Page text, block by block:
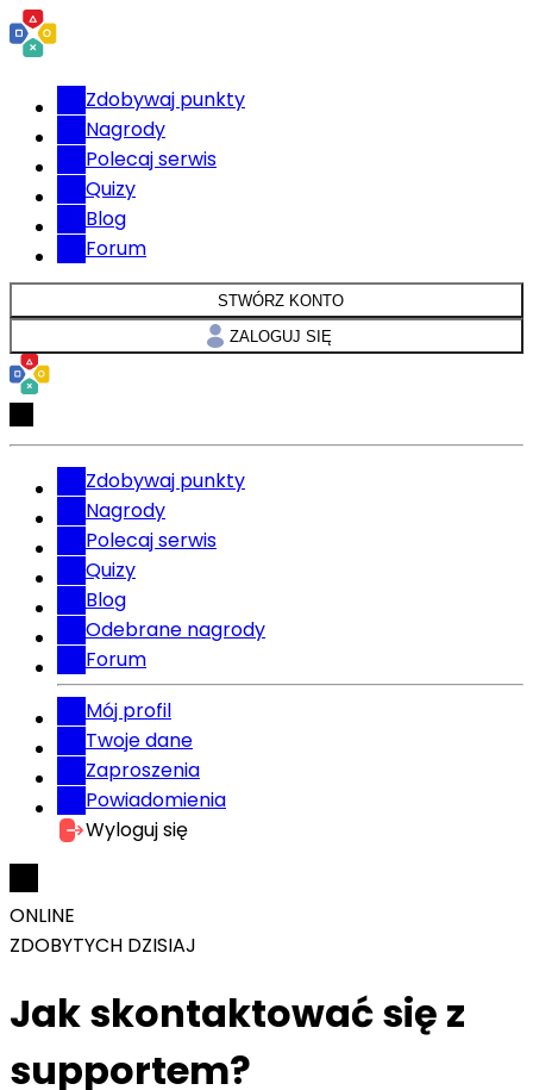
Zdobywaj punkty
Nagrody
Polecaj serwis
Quizy
Blog
Forum
STWÓRZ KONTO
ZALOGUJ SIĘ
Zdobywaj punkty
Nagrody
Polecaj serwis
Quizy
Blog
Odebrane nagrody
Forum
Mój profil
Twoje dane
Zaproszenia
Powiadomienia
Wyloguj się
ONLINE
ZDOBYTYCH DZISIAJ
Jak skontaktować się z
supportem?